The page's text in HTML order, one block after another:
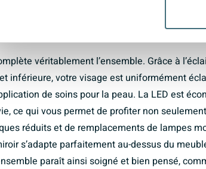
LED économe en énergie
véritablement l’ensemble. Grâce à
inférieure, votre visage est uniformément
de soins pour la peau. La LED est
ce qui vous permet de profiter non
réduits et de remplacements de lampes
s’adapte parfaitement au-dessus du
paraît ainsi soigné et bien pensé,